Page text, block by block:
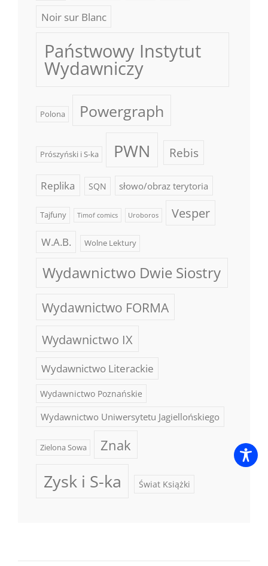
Noir sur Blanc
Państwowy Instytut
Wydawniczy
Polona Powergraph
Prószyński i S-ka PWN Rebis
Replika SQN słowo/obraz terytoria
Tajfuny Timof comics Uroboros Vesper
W.A.B. Wolne Lektury
Wydawnictwo Dwie Siostry
Wydawnictwo FORMA
Wydawnictwo IX
Wydawnictwo Literackie
Wydawnictwo Poznańskie
Wydawnictwo Uniwersytetu Jagiellońskiego
Zielona Sowa Znak
Zysk i S-ka Świat Książki